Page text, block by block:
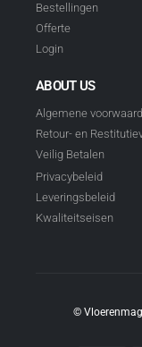
Bestellingen
Offerte
Login
ABOUT US
Algemene
Retour- en
Veilig Betalen
Privacybeleid
Leveringsbeleid
Kwaliteitseisen
©